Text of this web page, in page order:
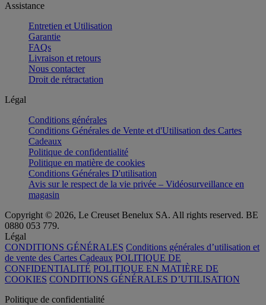
Assistance
Entretien et Utilisation
Garantie
FAQs
Livraison et retours
Nous contacter
Droit de rétractation
Légal
Conditions générales
Conditions Générales de Vente et d'Utilisation des Cartes
Cadeaux
Politique de confidentialité
Politique en matière de cookies
Conditions Générales D'utilisation
Avis sur le respect de la vie privée – Vidéosurveillance en
magasin
Copyright © 2026, Le Creuset Benelux SA. All rights reserved. BE
0880 053 779.
Légal
CONDITIONS GÉNÉRALES Conditions générales d’utilisation et
de vente des Cartes Cadeaux POLITIQUE DE
CONFIDENTIALITÉ POLITIQUE EN MATIÈRE DE
COOKIES CONDITIONS GÉNÉRALES D’UTILISATION
Politique de confidentialité